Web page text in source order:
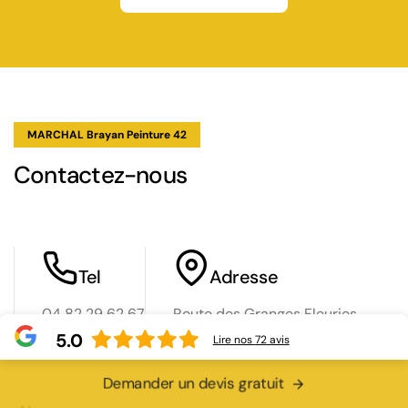
MARCHAL Brayan Peinture 42
Contactez-nous
Tel
04 82 29 62 67
06 34 23 10 31
Adresse
Route des Granges Fleuries
42120 Perreux
Demander un devis gratuit
5.0 Lire nos72avis